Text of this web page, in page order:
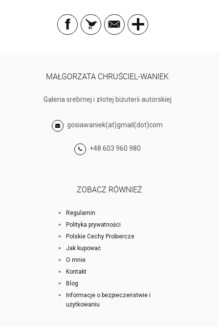
MAŁGORZATA CHRUŚCIEL-WANIEK
Galeria srebrnej i złotej biżuterii autorskiej
gosiawaniek(at)gmail(dot)com
+48 603 960 980
ZOBACZ RÓWNIEŻ
Regulamin
Polityka prywatności
Polskie Cechy Probiercze
Jak kupować
O mnie
Kontakt
Blog
Informacje o bezpieczeństwie i
użytkowaniu